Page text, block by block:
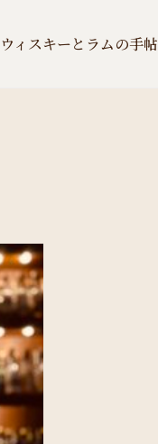
ウィスキーとラムの手帖